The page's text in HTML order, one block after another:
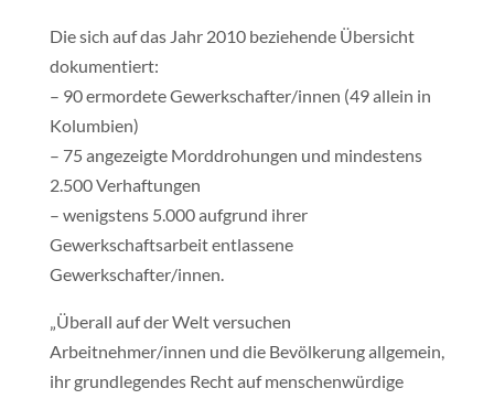
Die sich auf das Jahr 2010 beziehende Übersicht
dokumentiert:
– 90 ermordete Gewerkschafter/innen (49 allein in
Kolumbien)
– 75 angezeigte Morddrohungen und mindestens
2.500 Verhaftungen
– wenigstens 5.000 aufgrund ihrer
Gewerkschaftsarbeit entlassene
Gewerkschafter/innen.
„Überall auf der Welt versuchen
Arbeitnehmer/innen und die Bevölkerung allgemein,
ihr grundlegendes Recht auf menschenwürdige